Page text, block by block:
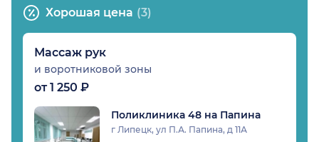
Хорошая цена (3)
Массаж рук
и воротниковой зоны
от 1 250 ₽
Поликлиника 48 на Папина
г Липецк, ул П.А. Папина, д 11А